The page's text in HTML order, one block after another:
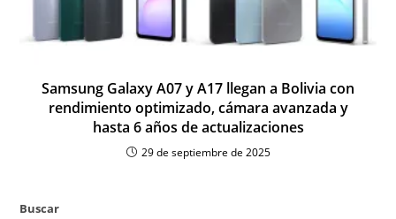
Samsung Galaxy A07 y A17 llegan a Bolivia con
rendimiento optimizado, cámara avanzada y
hasta 6 años de actualizaciones
29 de septiembre de 2025
Buscar